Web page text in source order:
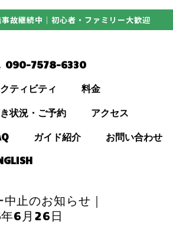
故継続中｜初心者・ファミリー大歓迎
090-7578-6330
ティビティ 料金
状況・ご予約 アクセス
ガイド紹介 お問い合わせ
中止のお知らせ｜
6月26日